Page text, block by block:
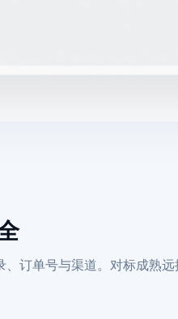
订单号与渠道。对标成熟远